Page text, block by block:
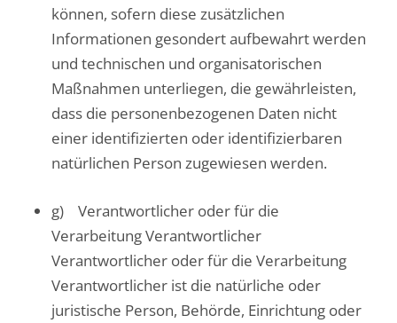
können, sofern diese zusätzlichen
Informationen gesondert aufbewahrt werden
und technischen und organisatorischen
Maßnahmen unterliegen, die gewährleisten,
dass die personenbezogenen Daten nicht
einer identifizierten oder identifizierbaren
natürlichen Person zugewiesen werden.
g) Verantwortlicher oder für die
Verarbeitung Verantwortlicher
Verantwortlicher oder für die Verarbeitung
Verantwortlicher ist die natürliche oder
juristische Person, Behörde, Einrichtung oder